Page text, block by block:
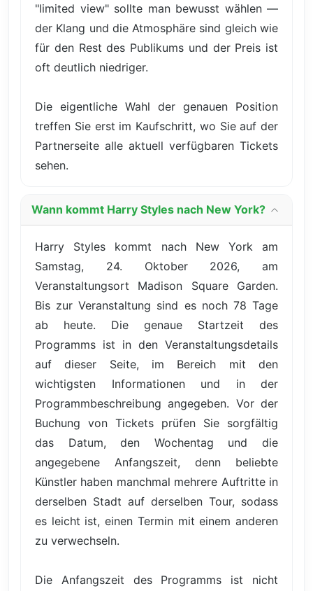
"limited view" sollte man bewusst wählen —
der Klang und die Atmosphäre sind gleich wie
für den Rest des Publikums und der Preis ist
oft deutlich niedriger.
Die eigentliche Wahl der genauen Position
treffen Sie erst im Kaufschritt, wo Sie auf der
Partnerseite alle aktuell verfügbaren Tickets
sehen.
Wann kommt Harry Styles nach New York?
Harry Styles kommt nach New York am
Samstag, 24. Oktober 2026, am
Veranstaltungsort Madison Square Garden.
Bis zur Veranstaltung sind es noch 78 Tage
ab heute. Die genaue Startzeit des
Programms ist in den Veranstaltungsdetails
auf dieser Seite, im Bereich mit den
wichtigsten Informationen und in der
Programmbeschreibung angegeben. Vor der
Buchung von Tickets prüfen Sie sorgfältig
das Datum, den Wochentag und die
angegebene Anfangszeit, denn beliebte
Künstler haben manchmal mehrere Auftritte in
derselben Stadt auf derselben Tour, sodass
es leicht ist, einen Termin mit einem anderen
zu verwechseln.
Die Anfangszeit des Programms ist nicht